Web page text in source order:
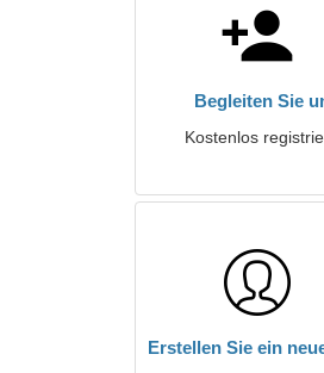
Begleiten Sie
Kostenlos
Erstellen Sie ein